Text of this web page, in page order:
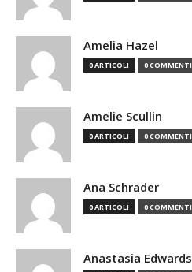
Amelia Hazel
0 ARTICOLI 0 COMMENTI
Amelie Scullin
0 ARTICOLI 0 COMMENTI
Ana Schrader
0 ARTICOLI 0 COMMENTI
Anastasia Edwards